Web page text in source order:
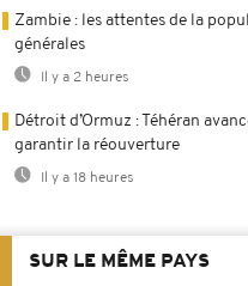
Zambie : les attentes de la
générales
Il y a 2 heures
Détroit d’Ormuz : Téhéran
garantir la réouverture
Il y a 18 heures
SUR LE MÊME PAYS